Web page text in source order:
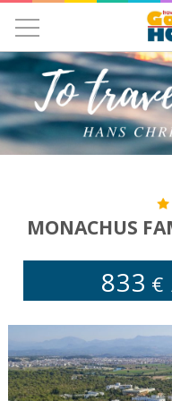
УЧЕНИЧЕСКИ
ЕКСКУРЗИИ
ПОЧИВКИ
ХОТЕЛИ
САМОЛЕТНИ БИЛЕТИ
ИЗПРАТИ ЗАПИТВАНЕ
ЛИЦЕНЗ И
MONACHUS
833 €